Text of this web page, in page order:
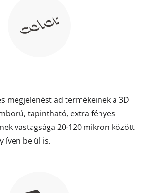
megjelenést ad termékeinek a 3D
tapintható, extra fényes
vastagsága 20-120 mikron között
íven belül is.